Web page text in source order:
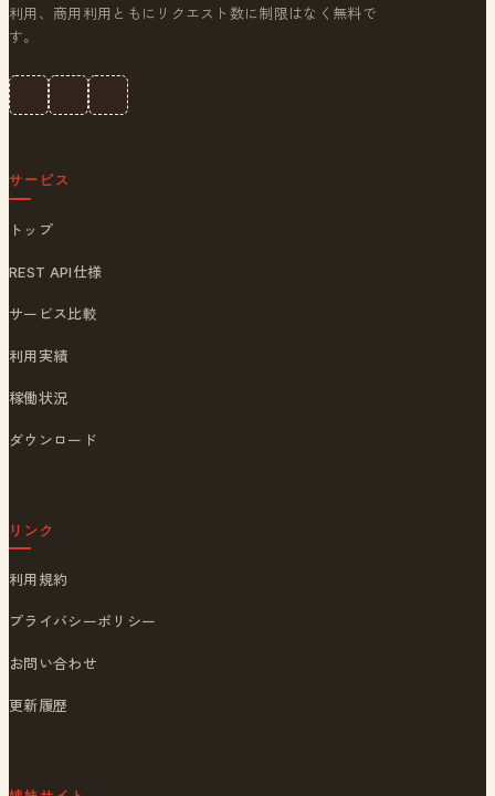
利用、商用利用ともにリクエスト数に制限はなく無料で
す。
サービス
トップ
REST API仕様
サービス比較
利用実績
稼働状況
ダウンロード
リンク
利用規約
プライバシーポリシー
お問い合わせ
更新履歴